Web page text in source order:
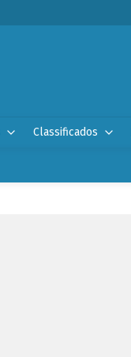
Classificados